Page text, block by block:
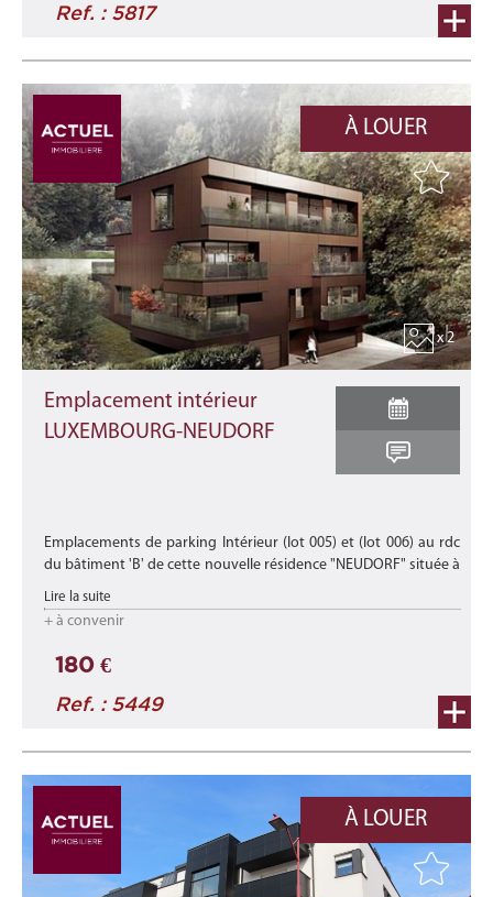
Ref. : 5817
À LOUER
x 2
Emplacement intérieur
LUXEMBOURG-NEUDORF
Emplacements de parking Intérieur (lot 005) et (lot 006) au rdc
du bâtiment 'B' de cette nouvelle résidence "NEUDORF" située à
Luxembourg-Neudorf dans un écrin de verdure proche des
axes autoro ...
Lire la suite
+ à convenir
180 €
Ref. : 5449
À LOUER